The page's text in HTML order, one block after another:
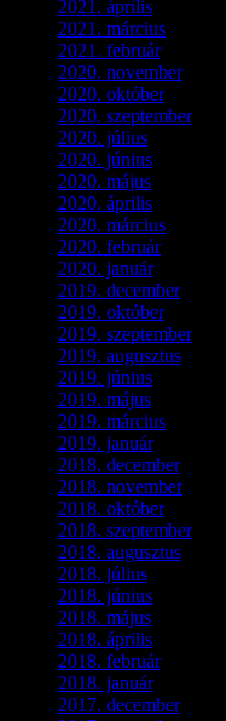
2021. április
2021. március
2021. február(4)
2020. november(4)
2020. október(4)
2020. szeptember(1)
2020. július
2020. június
2020. május
2020. április
2020. március
2020. február(6)
2020. január(1)
2019. december(4)
2019. október(3)
2019. szeptember(2)
2019. augusztus
2019. június
2019. május
2019. március
2019. január(1)
2018. december(3)
2018. november(1)
2018. október(1)
2018. szeptember(1)
2018. augusztus
2018. július
2018. június
2018. május
2018. április
2018. február(2)
2018. január(2)
2017. december(4)